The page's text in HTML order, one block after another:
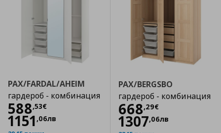
PAX/FARDAL/AHEIM
гардероб - комбинация
588,53€
Цена
1151 ,06лв
PAX/BERGSBO
гардероб - комбинация
668,29€
Цена668,29 €
1307,06лв